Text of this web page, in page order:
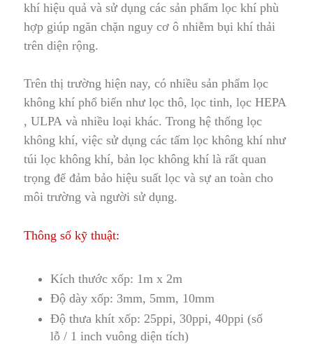
khí hiệu quả và sử dụng các sản phẩm lọc khí phù
hợp giúp ngăn chặn nguy cơ ô nhiễm bụi khí thải
trên diện rộng.
Trên thị trường hiện nay, có nhiều sản phẩm lọc
không khí phổ biến như lọc thô, lọc tinh, lọc HEPA
, ULPA và nhiều loại khác. Trong hệ thống lọc
không khí, việc sử dụng các tấm lọc không khí như
túi lọc không khí, bản lọc không khí là rất quan
trọng để đảm bảo hiệu suất lọc và sự an toàn cho
môi trường và người sử dụng.
Thông số kỹ thuật:
Kích thước xốp: 1m x 2m
Độ dày xốp: 3mm, 5mm, 10mm
Độ thưa khít xốp: 25ppi, 30ppi, 40ppi (số
lỗ / 1 inch vuông diện tích)